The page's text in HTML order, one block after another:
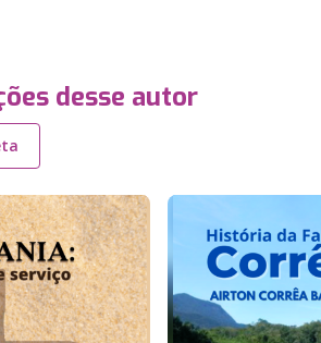
desse autor